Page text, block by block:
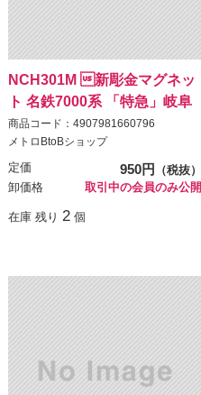
NCH301M 新彫金マグネッ
ト 名鉄7000系 「特急」岐阜
商品コード：4907981660796
メトロBtoBショップ
定価 950円
（税抜）
卸価格
取引中の会員のみ公開
在庫 残り 2 個